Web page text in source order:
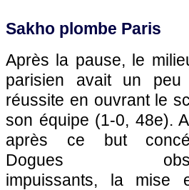
Sakho plombe Paris
Après la pause, le
parisien avait un
réussite en ouvrant le
son équipe (1-0, 48e).
après ce but
Dogues
impuissants, la mise